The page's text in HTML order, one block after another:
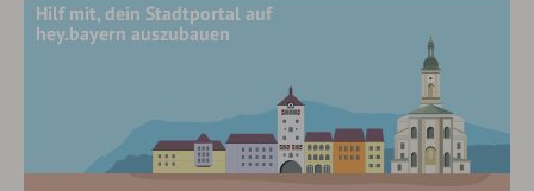
Hilf mit, dein Stadtportal auf
hey.bayern auszubauen